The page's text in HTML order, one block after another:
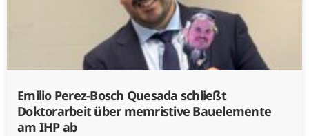
Emilio Perez-Bosch Quesada schließt
Doktorarbeit über memristive Bauelemente
am IHP ab